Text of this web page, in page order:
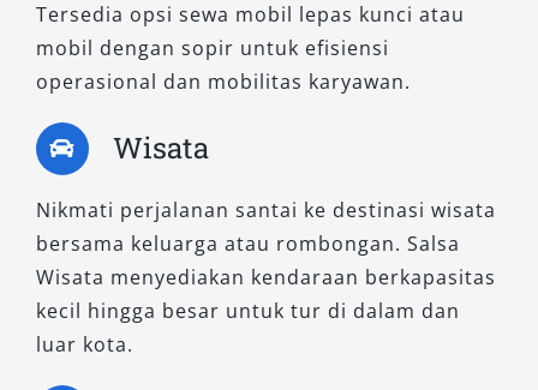
Tersedia opsi sewa mobil lepas kunci atau
mobil dengan sopir untuk efisiensi
operasional dan mobilitas karyawan.
Wisata
Nikmati perjalanan santai ke destinasi wisata
bersama keluarga atau rombongan. Salsa
Wisata menyediakan kendaraan berkapasitas
kecil hingga besar untuk tur di dalam dan
luar kota.